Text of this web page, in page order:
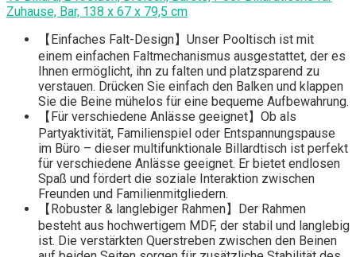
Zuhause, Bar, 138 x 67 x 79,5 cm
【Einfaches Falt-Design】Unser Pooltisch ist mit
einem einfachen Faltmechanismus ausgestattet, der es
Ihnen ermöglicht, ihn zu falten und platzsparend zu
verstauen. Drücken Sie einfach den Balken und klappen
Sie die Beine mühelos für eine bequeme Aufbewahrung.
【Für verschiedene Anlässe geeignet】Ob als
Partyaktivität, Familienspiel oder Entspannungspause
im Büro – dieser multifunktionale Billardtisch ist perfekt
für verschiedene Anlässe geeignet. Er bietet endlosen
Spaß und fördert die soziale Interaktion zwischen
Freunden und Familienmitgliedern.
【Robuster & langlebiger Rahmen】Der Rahmen
besteht aus hochwertigem MDF, der stabil und langlebig
ist. Die verstärkten Querstreben zwischen den Beinen